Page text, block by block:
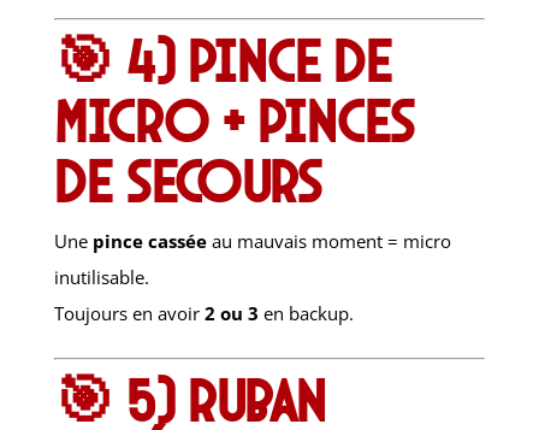
🎯 4) Pince de
micro + pinces
de secours
Une pince casséeau mauvais moment = micro
inutilisable.
Toujours en avoir 2 ou 3 en backup.
🎯 5) Ruban